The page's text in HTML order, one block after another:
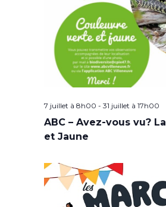
7 juillet à 8h00 - 31 juillet à 17h00
ABC – Avez-vous vu?
et Jaune